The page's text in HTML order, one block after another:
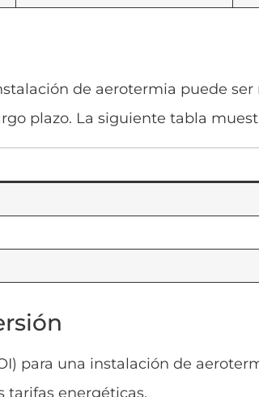
de aerotermia puede
plazo. La siguiente tabla
para una instalación de
tarifas energéticas.